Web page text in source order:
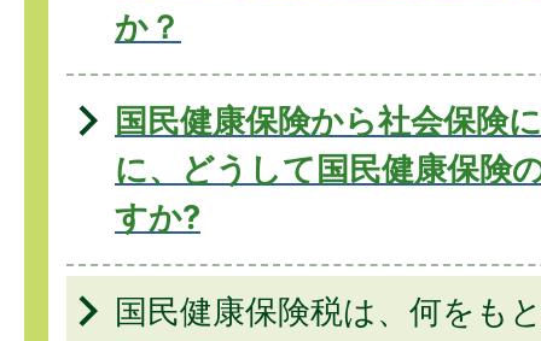
か？
国民健康保険から社会保険
に、どうして国民健康保険
すか?
国民健康保険税は、何をも